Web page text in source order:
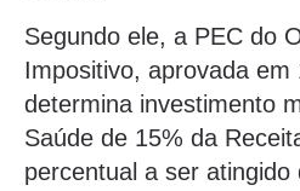
Segundo ele, a PEC do
Impositivo, aprovada em
determina investimento
Saúde de 15% da
percentual a ser atingido